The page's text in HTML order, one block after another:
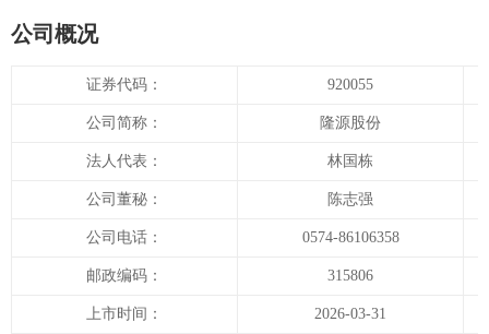
公司概况
证券代码： 920055
公司简称： 隆源股份
法人代表： 林国栋
公司董秘： 陈志强
公司电话： 0574-86106358
邮政编码： 315806
上市时间： 2026-03-31